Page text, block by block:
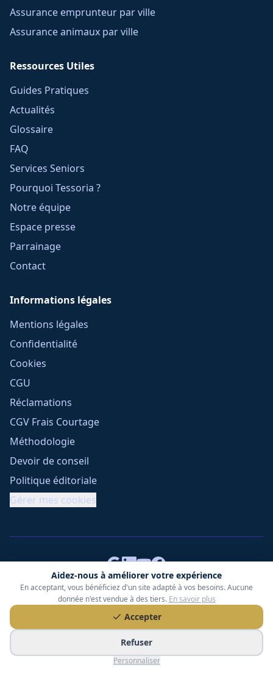
Aidez-nous à améliorer votre expérience
En acceptant, vous bénéficiez d'un site adapté à vos besoins. Aucune
donnée n'est vendue à des tiers. En savoir plus
Accepter
Refuser
Personnaliser
Assurance emprunteur par ville
Assurance animaux par ville
Ressources Utiles
Guides Pratiques
Actualités
Glossaire
FAQ
Services Seniors
Pourquoi Tessoria ?
Notre équipe
Espace presse
Parrainage
Contact
Informations légales
Mentions légales
Confidentialité
Cookies
CGU
Réclamations
CGV Frais Courtage
Méthodologie
Devoir de conseil
Politique éditoriale
Gérer mes cookies
Tessoria Assurances- SARL au capital de 15 000 €
ORIAS n° 25007309 - RCS 990 206 179 - Membre du réseau
360 Courtage
RC Pro : Klarity - Contrat n° CCOUK000785
49 chemin des Gardettes Sine, 06570 Saint-Paul-de-Vence